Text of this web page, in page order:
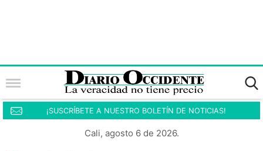
¡SUSCRÍBETE A NUESTRO BOLETÍN DE NOTICIAS!
Cali, agosto 6 de 2026.